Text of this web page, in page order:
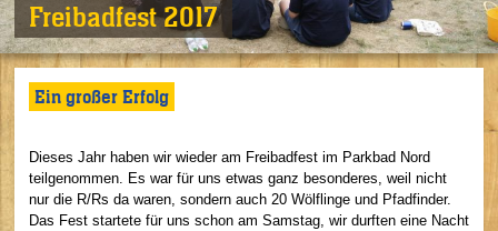
Freibadfest 2017
Ein großer Erfolg
Dieses Jahr haben wir wieder am Freibadfest im Parkbad Nord
teilgenommen. Es war für uns etwas ganz besonderes, weil nicht
nur die R/Rs da waren, sondern auch 20 Wölflinge und Pfadfinder.
Das Fest startete für uns schon am Samstag, wir durften eine Nacht